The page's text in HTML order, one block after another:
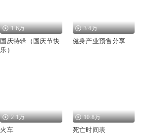
1.6万
国庆特辑（国庆节快
乐）
3.4万
健身产业预售分享
2.1万
火车
10.8万
死亡时间表